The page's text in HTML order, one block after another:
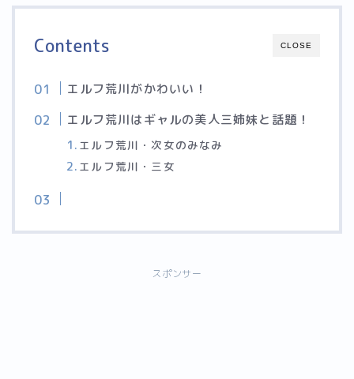
CLOSE
Contents
エルフ荒川がかわいい！
エルフ荒川はギャルの美人三姉妹と話題！
エルフ荒川・次女のみなみ
エルフ荒川・三女
スポンサー